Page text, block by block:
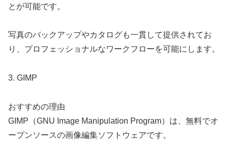
とが可能です。
写真のバックアップやカタログも一貫して提供されてお
り、プロフェッショナルなワークフローを可能にします。
3. GIMP
おすすめの理由
GIMP（GNU Image Manipulation Program）は、無料でオ
ープンソースの画像編集ソフトウェアです。